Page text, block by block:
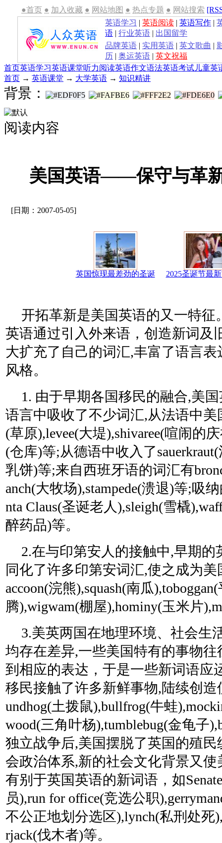
●首页 ● 加入收藏 ● 网站地图 ● 热点专题 ● 网站搜索
英语学习 | 英语阅读 | 英语写作 |
语 | 行业英语 | 出国留学
品牌英语 | 实用英语 | 英文歌曲 |
历 | 奥运英语 | 英文祝福
首页英语学习英语课堂听力阅读英语作文语法英语考试 儿童英
首页 → 英语课堂 → 大学英语 → 知识精讲
背景：
阅读内容
美国英语――保守与革
[日期：2007-05-05]
英国惊现最差劲的圣诞 2025圣诞节最
开拓革新是美国英语的又一特征
英语通过引入外来语，创造新词及
大扩充了自己的词汇,丰富了语言
风格。
1. 由于早期各国移民的融合,美
语言中吸收了不少词汇,从法语中美
(草原),levee(大堤),shivaree(喧闹的
(仓库)等;从德语中收入了sauerkraut(
乳饼)等;来自西班牙语的词汇有
anch(大牧场),stampede(溃退)等;吸
nta Claus(圣诞老人),sleigh(雪橇
醉药品)等。
2.在与印第安人的接触中,早期
同化了许多印第安词汇,使之成为
accoon(浣熊),squash(南瓜
腾),wigwam(棚屋),hominy(玉米片
3.美英两国在地理环境、社会生
均存在差异,一些美国特有的事物
到相应的表达，于是一些新词语应
移民接触了许多新鲜事物,陆续创造
undhog(土拨鼠),bullfrog(牛蛙
wood(三角叶杨),tumblebug(金龟子
独立战争后,美国摆脱了英国的殖
会政治体系,新的社会文化背景又
有别于英国英语的新词语，如
员),run for office(竞选公职
不公正地划分选区),lynch(私刑处死
rjack(伐木者)等。